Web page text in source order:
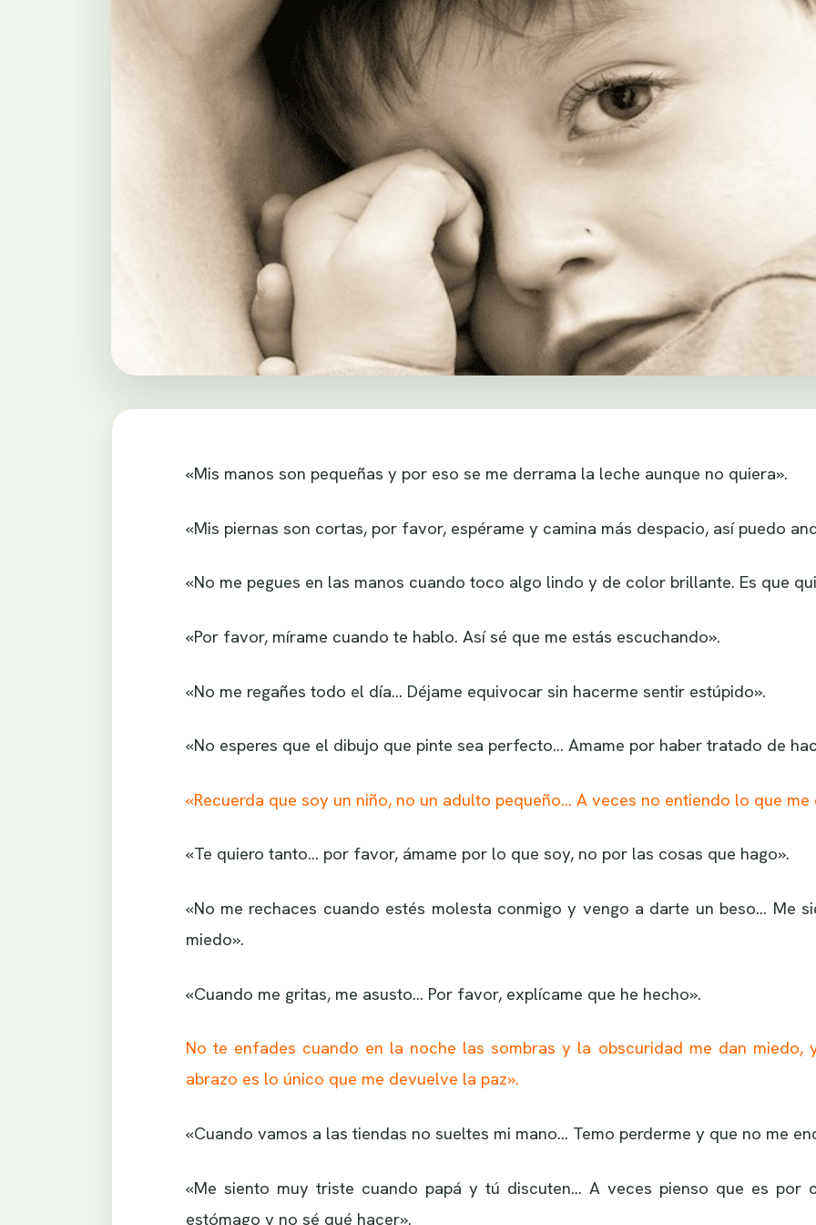
«Mis manos son pequeñas y por eso se me derrama la leche aunque no quiera».
«Mis piernas son cortas, por favor, espérame y camina más despacio, así puedo
«No me pegues en las manos cuando toco algo lindo y de color brillante. Es que
«Por favor, mírame cuando te hablo. Así sé que me estás escuchando».
«No me regañes todo el día… Déjame equivocar sin hacerme sentir estúpido».
«No esperes que el dibujo que pinte sea perfecto… Amame por haber tratado de
«Recuerda que soy un niño, no un adulto pequeño… A veces no entiendo lo que me
«Te quiero tanto… por favor, ámame por lo que soy, no por las cosas que hago».
«No me rechaces cuando estés molesta conmigo y vengo a darte un beso… Me
miedo».
«Cuando me gritas, me asusto… Por favor, explícame que he hecho».
No te enfades cuando en la noche las sombras y la obscuridad me dan miedo,
abrazo es lo único que me devuelve la paz».
«Cuando vamos a las tiendas no sueltes mi mano… Temo perderme y que no me
«Me siento muy triste cuando papá y tú discuten… A veces pienso que es por
estómago y no sé qué hacer».